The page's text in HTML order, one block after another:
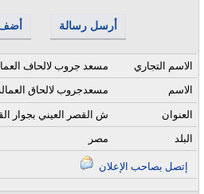
أرسل رسالة
مسعد جروب لالحاف
الاسم التجاري
مسعدجروب لالحاق
الاسم
58 ش القصر العيني بجوار
العنوان
مصر
البلد